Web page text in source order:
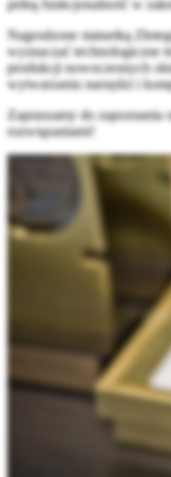
pełną funkcjonalność w
Nagrodzone statuetką
wyznaczać technologiczne
produkcji nowoczesnych
wytwarzaniu narzędzi i
Zapraszamy do
rozwiązaniami!